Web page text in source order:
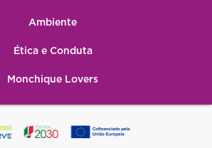
Ambiente
Ética e Conduta
Monchique Lovers